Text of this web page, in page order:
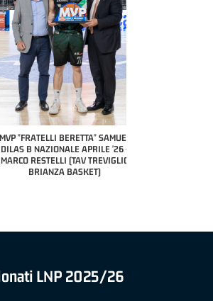
"FRATELLI BERETTA" SAMUEL
B NAZIONALE APRILE '26 -
RESTELLI (TAV TREVIGLIO
BRIANZA BASKET)
LNP 2025/26